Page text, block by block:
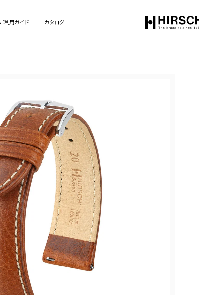
ご利用ガイド カタログ